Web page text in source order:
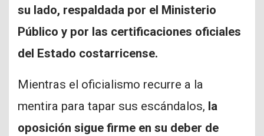
su lado, respaldada por el Ministerio
Público y por las certificaciones oficiales
del Estado costarricense.
Mientras el oficialismo recurre a la
mentira para tapar sus escándalos, la
oposición sigue firme en su deber de